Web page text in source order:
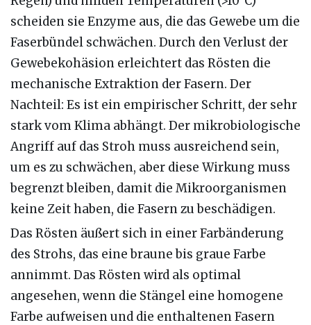
scheiden sie Enzyme aus, die das Gewebe um die
Faserbündel schwächen. Durch den Verlust der
Gewebekohäsion erleichtert das Rösten die
mechanische Extraktion der Fasern. Der
Nachteil: Es ist ein empirischer Schritt, der sehr
stark vom Klima abhängt. Der mikrobiologische
Angriff auf das Stroh muss ausreichend sein,
um es zu schwächen, aber diese Wirkung muss
begrenzt bleiben, damit die Mikroorganismen
keine Zeit haben, die Fasern zu beschädigen.
Das Rösten äußert sich in einer Farbänderung
des Strohs, das eine braune bis graue Farbe
annimmt. Das Rösten wird als optimal
angesehen, wenn die Stängel eine homogene
Farbe aufweisen und die enthaltenen Fasern